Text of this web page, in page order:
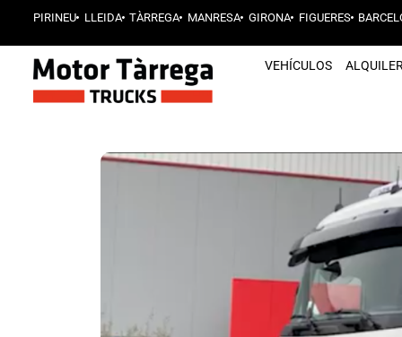
PIRINEU LLEIDA TÀRREGA MANRESA GIRONA FIGUERES
VEHÍCULOS